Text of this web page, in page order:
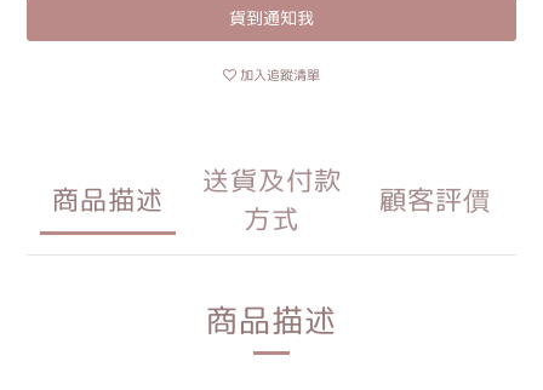
貨到通知我
加入追蹤清單
商品描述
送貨及付款
方式
顧客評價
商品描述